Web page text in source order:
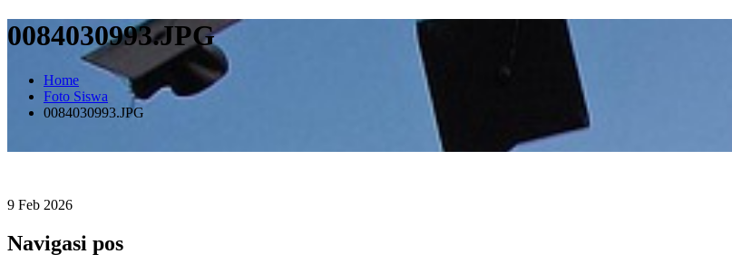
0084030993.JPG
Home
Foto Siswa
0084030993.JPG
9 Feb 2026
Navigasi pos